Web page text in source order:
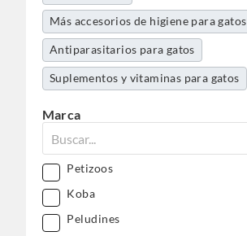
Más accesorios de higiene para gatos
Antiparasitarios para gatos
Suplementos y vitaminas para gatos
Marca
Petizoos
Koba
Peludines